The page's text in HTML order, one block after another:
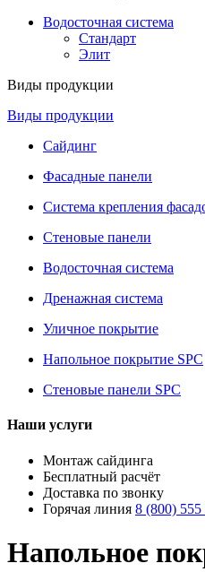
Водосточная система
Стандарт
Элит
Виды продукции
Виды продукции
Сайдинг
Фасадные панели
Система крепления
Стеновые панели
Водосточная система
Дренажная система
Уличное покрытие
Напольное покрытие SPC
Стеновые панели SPC
Наши услуги
Монтаж сайдинга
Бесплатный расчёт
Доставка по звонку
Горячая линия 8 (800)
Напольное